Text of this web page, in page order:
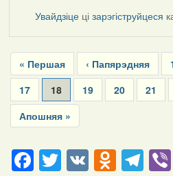
Увайдзіце цізарэгіструйцеся
Pagination
First
page
« Першая
Previous
page
‹ Папярэдняя
Page
17
Current
page
18 Page
19 Page
20 Page
21
Last
page
Апошняя »
Facebook
Twitter
VK